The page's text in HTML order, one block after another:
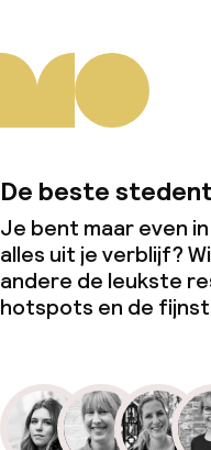
De beste
Je bent maar even
alles uit je verblijf?
andere de leukste
hotspots en de